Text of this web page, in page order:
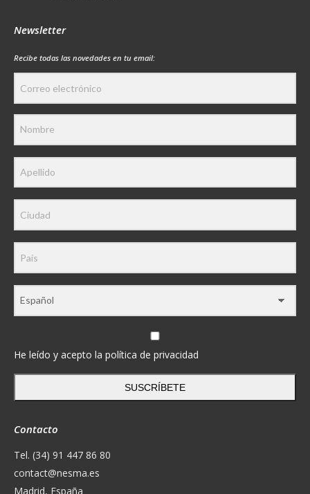
Newsletter
Recibe todas las novedades en tu email:
He leído y acepto la política de privacidad
SUSCRÍBETE
Contacto
Tel. (34) 91 447 86 80
contact@nesma.es
Madrid, España